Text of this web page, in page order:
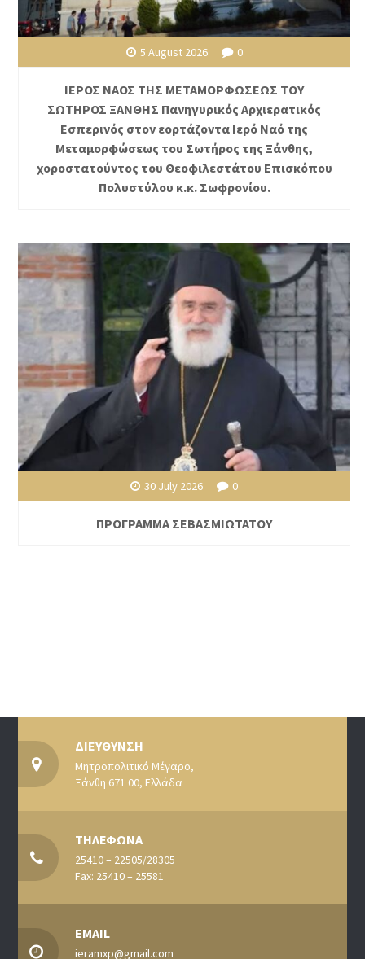
5 August 2026 0
ΙΕΡΟΣ ΝΑΟΣ ΤΗΣ ΜΕΤΑΜΟΡΦΩΣΕΩΣ ΤΟΥ
ΣΩΤΗΡΟΣ ΞΑΝΘΗΣ Πανηγυρικός Αρχιερατικός
Εσπερινός στον εορτάζοντα Ιερό Ναό της
Μεταμορφώσεως του Σωτήρος της Ξάνθης,
χοροστατούντος του Θεοφιλεστάτου Επισκόπου
Πολυστύλου κ.κ. Σωφρονίου.
30 July 2026 0
ΠΡΟΓΡΑΜΜΑ ΣΕΒΑΣΜΙΩΤΑΤΟΥ
ΔΙΕΥΘΥΝΣΗ
Μητροπολιτικό Μέγαρο,
Ξάνθη 671 00, Ελλάδα
ΤΗΛΕΦΩΝΑ
25410 – 22505/28305
Fax: 25410 – 25581
EMAIL
ieramxp@gmail.com